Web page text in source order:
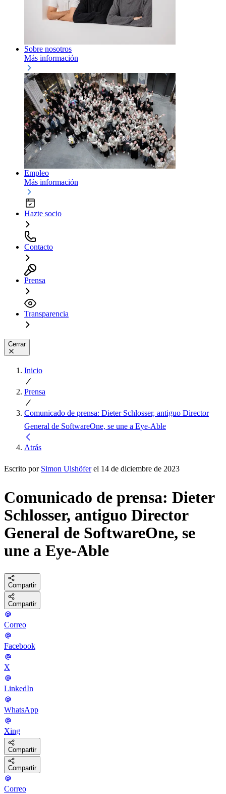
Sobre nosotros
Más información
Empleo
Más información
Hazte socio
Contacto
Prensa
Transparencia
Cerrar
Inicio
Prensa
Comunicado de prensa: Dieter Schlosser, antiguo Director
General de SoftwareOne, se une a Eye-Able
Atrás
Escrito por Simon Ulshöferel 14 de diciembre de 2023
Comunicado de prensa: Dieter
Schlosser, antiguo Director
General de SoftwareOne, se
une a Eye-Able
Compartir
Compartir
Correo
Facebook
X
LinkedIn
WhatsApp
Xing
Compartir
Compartir
Correo